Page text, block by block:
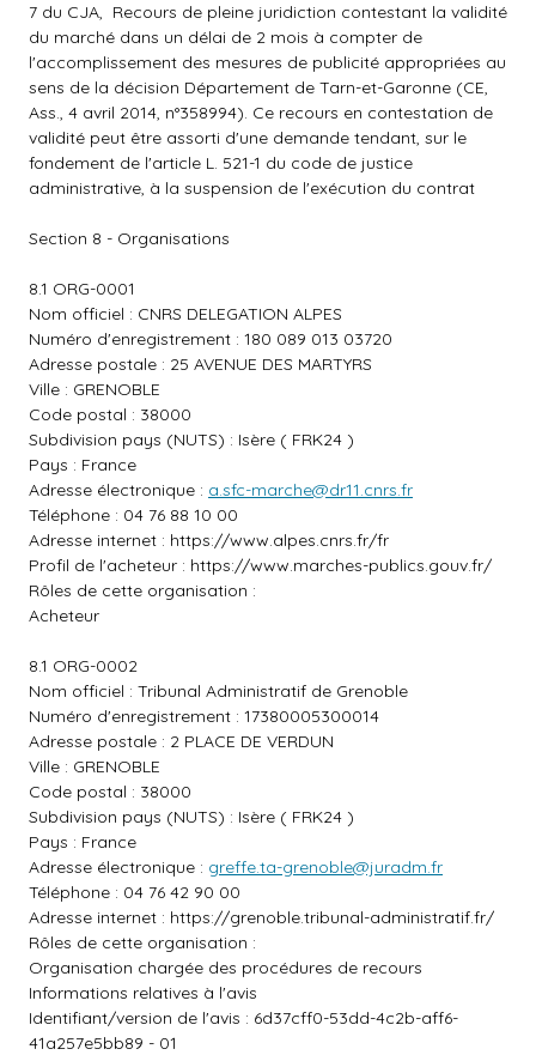
7 du CJA,  Recours de pleine juridiction contestant la validité
du marché dans un délai de 2 mois à compter de
l'accomplissement des mesures de publicité appropriées au
sens de la décision Département de Tarn-et-Garonne (CE,
Ass., 4 avril 2014, n°358994). Ce recours en contestation de
validité peut être assorti d'une demande tendant, sur le
fondement de l'article L. 521-1 du code de justice
administrative, à la suspension de l'exécution du contrat
Section 8 - Organisations
8.1 ORG-0001
Nom officiel : CNRS DELEGATION ALPES
Numéro d'enregistrement : 180 089 013 03720
Adresse postale : 25 AVENUE DES MARTYRS
Ville : GRENOBLE
Code postal : 38000
Subdivision pays (NUTS) : Isère ( FRK24 )
Pays : France
Adresse électronique : a.sfc-marche@dr11.cnrs.fr
Téléphone : 04 76 88 10 00
Adresse internet : https://www.alpes.cnrs.fr/fr
Profil de l'acheteur : https://www.marches-publics.gouv.fr/
Rôles de cette organisation :
Acheteur
8.1 ORG-0002
Nom officiel : Tribunal Administratif de Grenoble
Numéro d'enregistrement : 17380005300014
Adresse postale : 2 PLACE DE VERDUN
Ville : GRENOBLE
Code postal : 38000
Subdivision pays (NUTS) : Isère ( FRK24 )
Pays : France
Adresse électronique : greffe.ta-grenoble@juradm.fr
Téléphone : 04 76 42 90 00
Adresse internet : https://grenoble.tribunal-administratif.fr/
Rôles de cette organisation :
Organisation chargée des procédures de recours
Informations relatives à l'avis
Identifiant/version de l'avis : 6d37cff0-53dd-4c2b-aff6-
41a257e5bb89 - 01